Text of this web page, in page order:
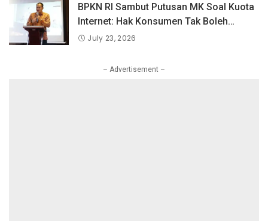
BPKN RI Sambut Putusan MK Soal Kuota
Internet: Hak Konsumen Tak Boleh
Hangus Sepihak
July 23, 2026
– Advertisement –